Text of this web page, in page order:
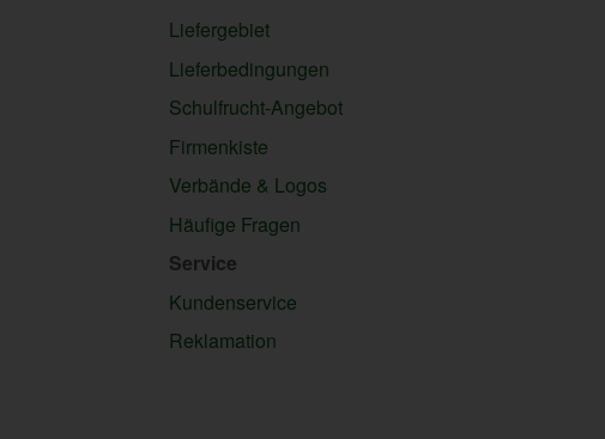
Liefergebiet
Lieferbedingungen
Schulfrucht-Angebot
Firmenkiste
Verbände & Logos
Häufige Fragen
Service
Kundenservice
Reklamation